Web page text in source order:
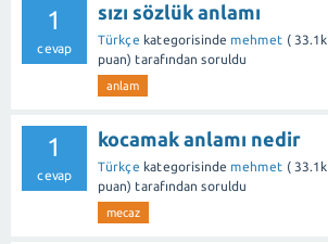
1
cevap
sızı sözlük anlamı
Türkçe kategorisinde mehmet ( 33.1k
puan) tarafından soruldu
anlam
1
cevap
kocamak anlamı nedir
Türkçe kategorisinde mehmet ( 33.1k
puan) tarafından soruldu
mecaz